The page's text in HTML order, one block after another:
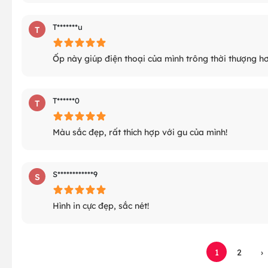
T T*******u
Ốp này giúp điện thoại của mình trông thời thượng
T T******0
Màu sắc đẹp, rất thích hợp với gu của mình!
S S************9
Hình in cực đẹp, sắc nét!
1 2 ›